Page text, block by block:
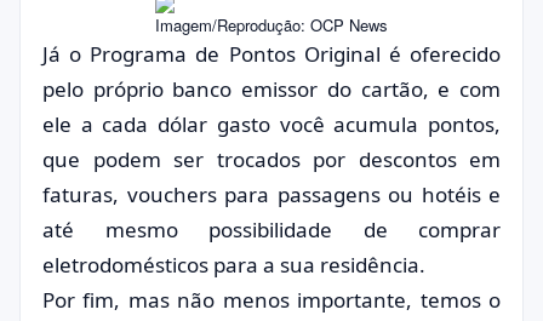
Imagem/Reprodução: OCP News
Já o Programa de Pontos Original é oferecido
pelo próprio banco emissor do cartão, e com
ele a cada dólar gasto você acumula pontos,
que podem ser trocados por descontos em
faturas, vouchers para passagens ou hotéis e
até mesmo possibilidade de comprar
eletrodomésticos para a sua residência.
Por fim, mas não menos importante, temos o